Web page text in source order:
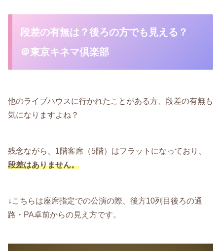
段差の有無は？後ろの方でも見える？
＠東京キネマ倶楽部
他のライブハウスに行かれたことがある方、段差の有無も
気になりますよね？
残念ながら、1階客席（5階）はフラットになっており、
段差はありません。
↓こちらは座席指定での公演の際、後方10列目後ろの通
路・PA卓前からの見え方です。